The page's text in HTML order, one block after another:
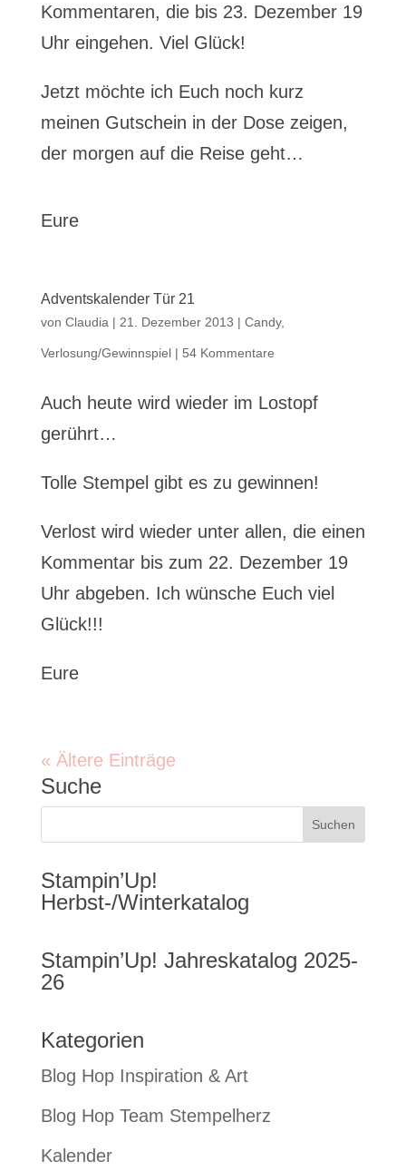
Kommentaren, die bis 23. Dezember 19
Uhr eingehen. Viel Glück!
Jetzt möchte ich Euch noch kurz
meinen Gutschein in der Dose zeigen,
der morgen auf die Reise geht…
Eure
Adventskalender Tür 21
von Claudia | 21. Dezember 2013 | Candy,
Verlosung/Gewinnspiel| 54 Kommentare
Auch heute wird wieder im Lostopf
gerührt…
Tolle Stempel gibt es zu gewinnen!
Verlost wird wieder unter allen, die einen
Kommentar bis zum 22. Dezember 19
Uhr abgeben. Ich wünsche Euch viel
Glück!!!
Eure
« Ältere Einträge
Suche
Stampin’Up!
Herbst-/Winterkatalog
Stampin’Up! Jahreskatalog 2025-
26
Kategorien
Blog Hop Inspiration & Art
Blog Hop Team Stempelherz
Kalender